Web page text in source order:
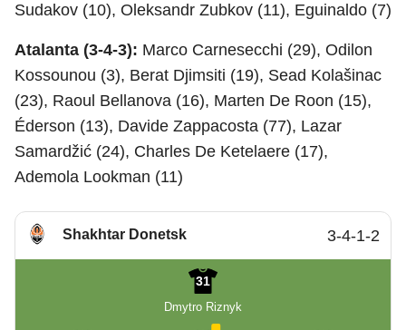
Sudakov (10), Oleksandr Zubkov (11), Eguinaldo (7)
Atalanta (3-4-3): Marco Carnesecchi (29), Odilon
Kossounou (3), Berat Djimsiti (19), Sead Kolašinac
(23), Raoul Bellanova (16), Marten De Roon (15),
Éderson (13), Davide Zappacosta (77), Lazar
Samardžić (24), Charles De Ketelaere (17),
Ademola Lookman (11)
Shakhtar Donetsk 3-4-1-2
31
Dmytro Riznyk